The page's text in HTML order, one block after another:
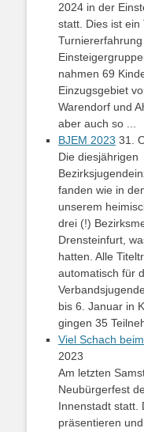
2024 in der
statt. Dies ist ein
nahmen 69
Einzugsgebiet
Warendorf und
aber auch so ...
BJEM 2023 31.
Die diesjährigen
fanden wie in
unserem
drei (!)
Drensteinfurt,
hatten. Alle
automatisch für
bis 6. Januar in
gingen 35
Viel Schach
2023
Am letzten
Neubürgerfest
Innenstadt statt.
präsentieren